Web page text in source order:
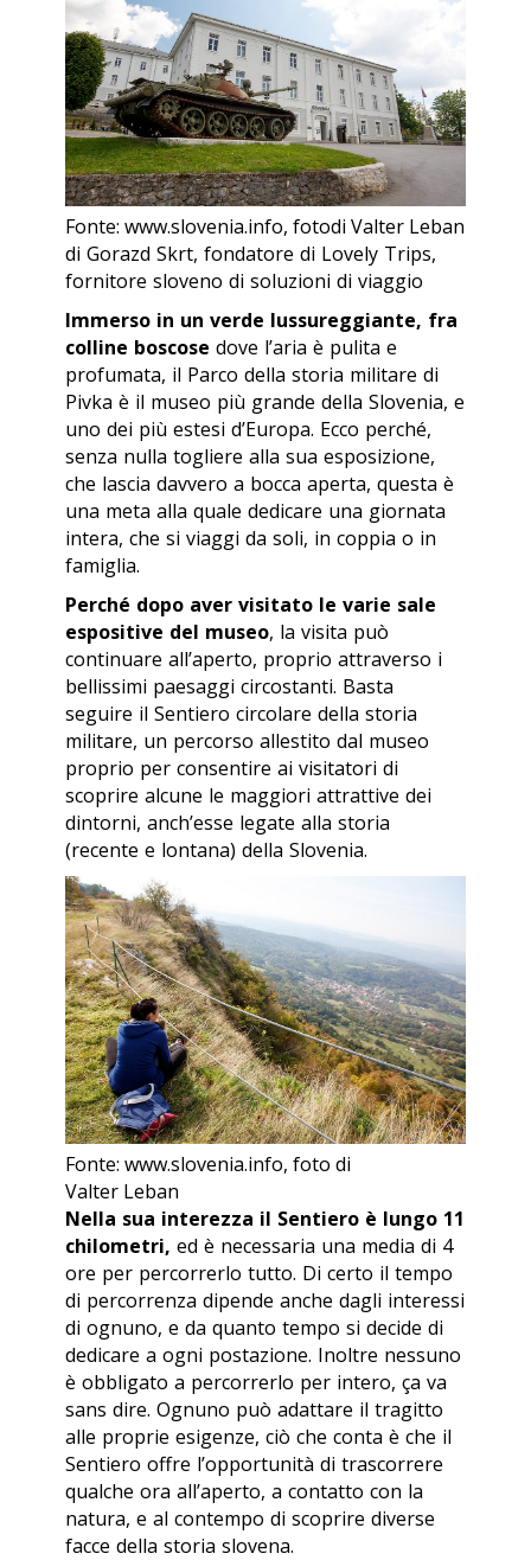
Fonte: www.slovenia.info, fotodi Valter Leban
di Gorazd Skrt, fondatore di Lovely Trips,
fornitore sloveno di soluzioni di viaggio
Immerso in un verde lussureggiante, fra
colline boscose dove l’aria è pulita e
profumata, il Parco della storia militare di
Pivka è il museo più grande della Slovenia, e
uno dei più estesi d’Europa. Ecco perché,
senza nulla togliere alla sua esposizione,
che lascia davvero a bocca aperta, questa è
una meta alla quale dedicare una giornata
intera, che si viaggi da soli, in coppia o in
famiglia.
Perché dopo aver visitato le varie sale
espositive del museo, la visita può
continuare all’aperto, proprio attraverso i
bellissimi paesaggi circostanti. Basta
seguire il Sentiero circolare della storia
militare, un percorso allestito dal museo
proprio per consentire ai visitatori di
scoprire alcune le maggiori attrattive dei
dintorni, anch’esse legate alla storia
(recente e lontana) della Slovenia.
Fonte: www.slovenia.info, foto di
Valter Leban
Nella sua interezza il Sentiero è lungo 11
chilometri, ed è necessaria una media di 4
ore per percorrerlo tutto. Di certo il tempo
di percorrenza dipende anche dagli interessi
di ognuno, e da quanto tempo si decide di
dedicare a ogni postazione. Inoltre nessuno
è obbligato a percorrerlo per intero, ça va
sans dire. Ognuno può adattare il tragitto
alle proprie esigenze, ciò che conta è che il
Sentiero offre l’opportunità di trascorrere
qualche ora all’aperto, a contatto con la
natura, e al contempo di scoprire diverse
facce della storia slovena.